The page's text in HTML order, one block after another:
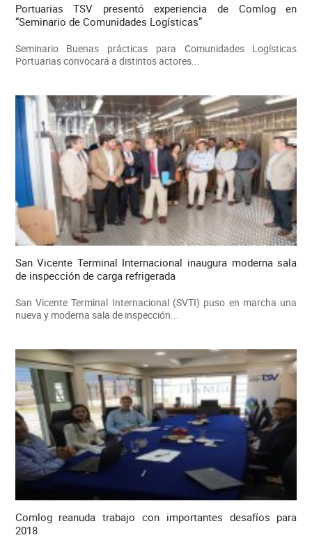
Portuarias TSV presentó experiencia de Comlog en
“Seminario de Comunidades Logísticas”
Seminario Buenas prácticas para Comunidades Logísticas
Portuarias convocará a distintos actores...
San Vicente Terminal Internacional inaugura moderna sala
de inspección de carga refrigerada
San Vicente Terminal Internacional (SVTI) puso en marcha una
nueva y moderna sala de inspección...
Comlog reanuda trabajo con importantes desafíos para
2018